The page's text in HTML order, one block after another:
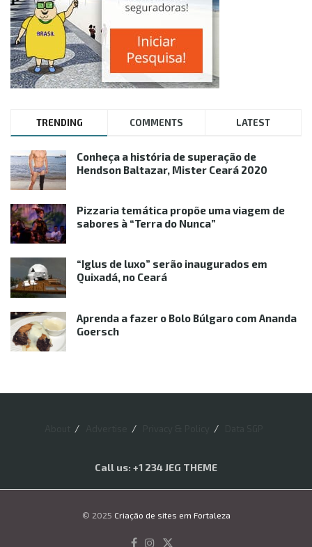
TRENDING COMMENTS LATEST
Conheça a história de superação de
Hendson Baltazar, Mister Ceará 2020
Pizzaria temática propõe uma viagem de
sabores à “Terra do Nunca”
“Iglus de luxo” serão inaugurados em
Quixadá, no Ceará
Aprenda a fazer o Bolo Búlgaro com Ananda
Goersch
Call us: +1 234 JEG THEME
© 2025 Criação de sites em Fortaleza